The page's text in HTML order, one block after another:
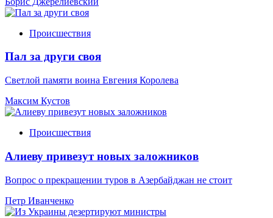
Происшествия
Пал за други своя
Светлой памяти воина Евгения Королева
Максим Кустов
Происшествия
Алиеву привезут новых заложников
Вопрос о прекращении туров в Азербайджан не стоит
Петр Иванченко